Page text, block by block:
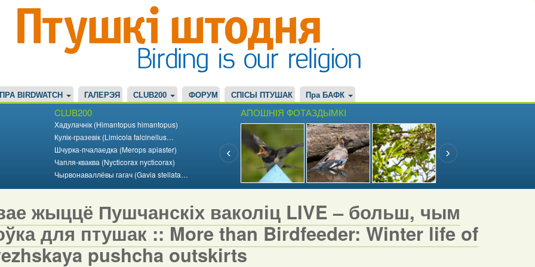
ПРА BIRDWATCH ГАЛЕРЭЯ CLUB200 ФОРУМ СПІСЫ ПТУШАК Пра БАФК
CLUB200
Хадулачнік (Himantopus himantopus)
Кулік-гразевік (Limicola falcinellus…
Шчурка-пчалаедка (Merops apiaster)
Чапля-кваква (Nycticorax nycticorax)
Чырвонаваллёвы гагач (Gavia stellata…
АПОШНІЯ ФОТАЗДЫМКІ
жыццё Пушчанскіх ваколіц LIVE – больш, чым
для птушак :: More than Birdfeeder: Winter life of
pushcha outskirts